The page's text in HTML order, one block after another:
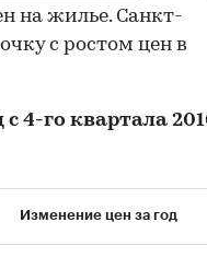
на жилье. Санкт-
с ростом цен в
4-го квартала
Изменение цен за год